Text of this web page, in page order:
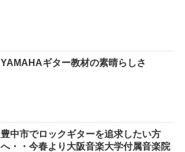
YAMAHAギター教材の素晴らしさ
豊中市でロックギターを追求したい方
へ・・今春より大阪音楽大学付属音楽院